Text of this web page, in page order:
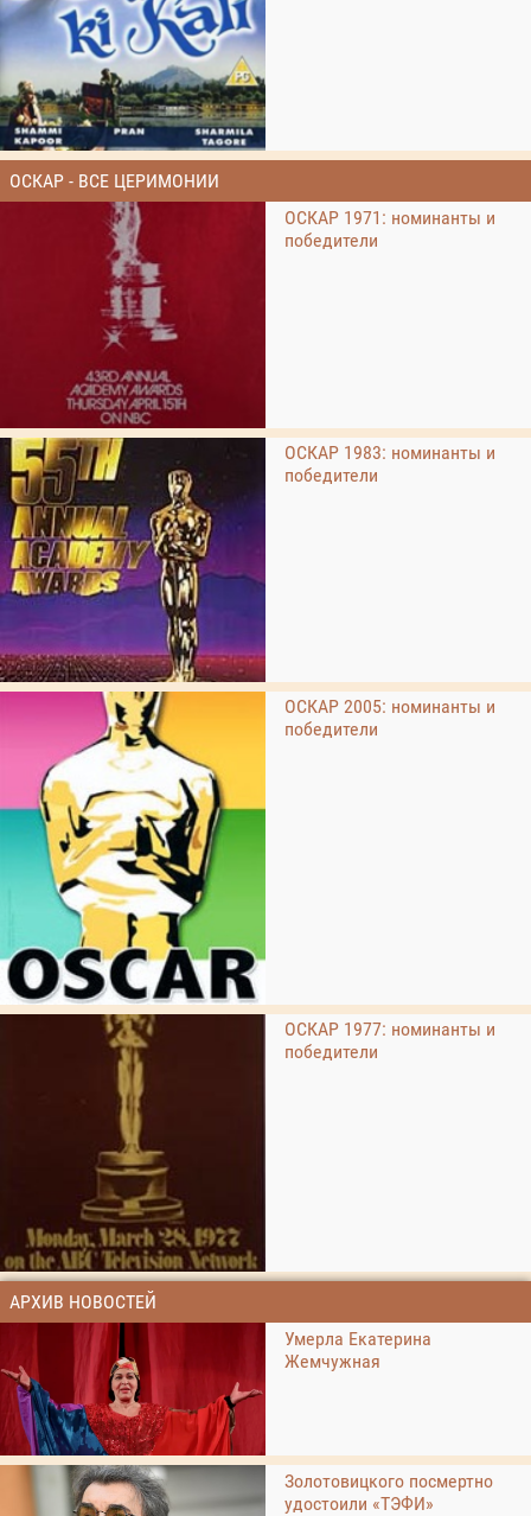
ОСКАР - ВСЕ ЦЕРИМОНИИ
ОСКАР 1971: номинанты и
победители
ОСКАР 1983: номинанты и
победители
ОСКАР 2005: номинанты и
победители
ОСКАР 1977: номинанты и
победители
АРХИВ НОВОСТЕЙ
Умерла Екатерина
Жемчужная
Золотовицкого посмертно
удостоили «ТЭФИ»